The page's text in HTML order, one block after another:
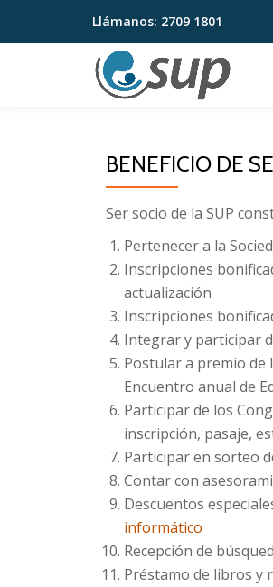
Saltar
Llámanos: 2709 1801
BENEFICIO DE
Ser socio de la SUP
Pertenecer a la
Inscripciones
actualización
Inscripciones
Integrar y participar
Postular a premio de
Encuentro anual de
Participar de los
inscripción, pasaje,
Participar en sorteo
Contar con
Descuentos
informático
Recepción de
Préstamo de libros y